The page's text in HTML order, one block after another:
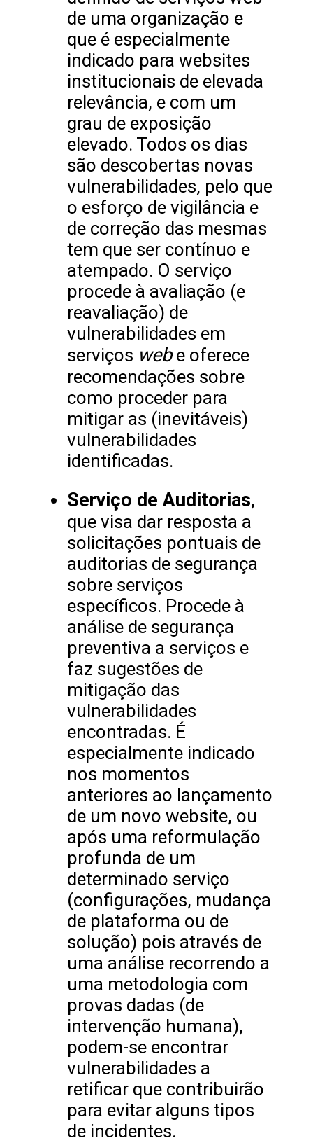
de uma organização e
que é especialmente
indicado para websites
institucionais de elevada
relevância, e com um
grau de exposição
elevado. Todos os dias
são descobertas novas
vulnerabilidades, pelo que
o esforço de vigilância e
de correção das mesmas
tem que ser contínuo e
atempado. O serviço
procede à avaliação (e
reavaliação) de
vulnerabilidades em
serviços webe oferece
recomendações sobre
como proceder para
mitigar as (inevitáveis)
vulnerabilidades
identificadas.
Serviço de Auditorias,
que visa dar resposta a
solicitações pontuais de
auditorias de segurança
sobre serviços
específicos. Procede à
análise de segurança
preventiva a serviços e
faz sugestões de
mitigação das
vulnerabilidades
encontradas. É
especialmente indicado
nos momentos
anteriores ao lançamento
de um novo website, ou
após uma reformulação
profunda de um
determinado serviço
(configurações, mudança
de plataforma ou de
solução) pois através de
uma análise recorrendo a
uma metodologia com
provas dadas (de
intervenção humana),
podem-se encontrar
vulnerabilidades a
retificar que contribuirão
para evitar alguns tipos
de incidentes.